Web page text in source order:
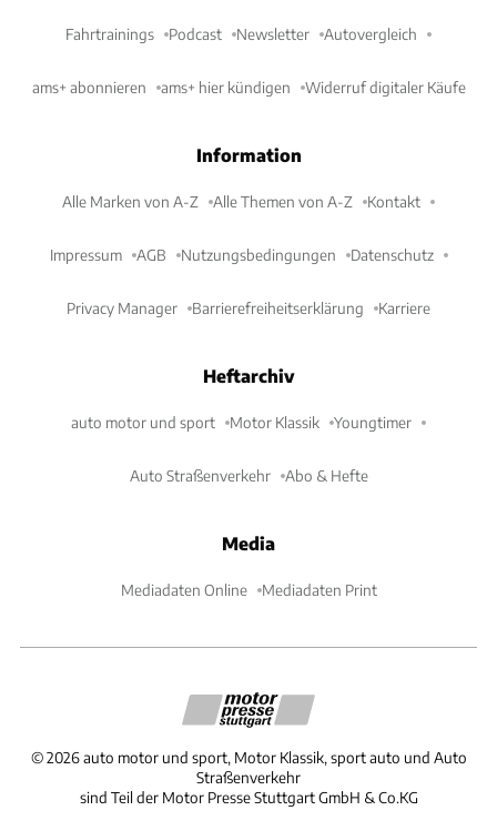
Fahrtrainings Podcast Newsletter Autovergleich
ams+ abonnieren ams+ hier kündigen Widerruf digitaler Käufe
Information
Alle Marken von A-Z Alle Themen von A-Z Kontakt
Impressum AGB Nutzungsbedingungen Datenschutz
Privacy Manager Barrierefreiheitserklärung Karriere
Heftarchiv
auto motor und sport Motor Klassik Youngtimer
Auto Straßenverkehr Abo & Hefte
Media
Mediadaten Online Mediadaten Print
©2026 auto motor und sport, Motor Klassik, sport auto und Auto
Straßenverkehr
sind Teil der Motor Presse Stuttgart GmbH & Co.KG